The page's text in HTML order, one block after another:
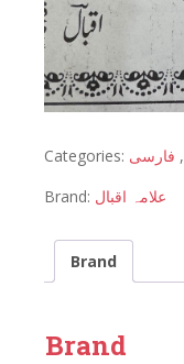
Categories: , فارسی
Brand: علامہ اقبال
Brand
Brand